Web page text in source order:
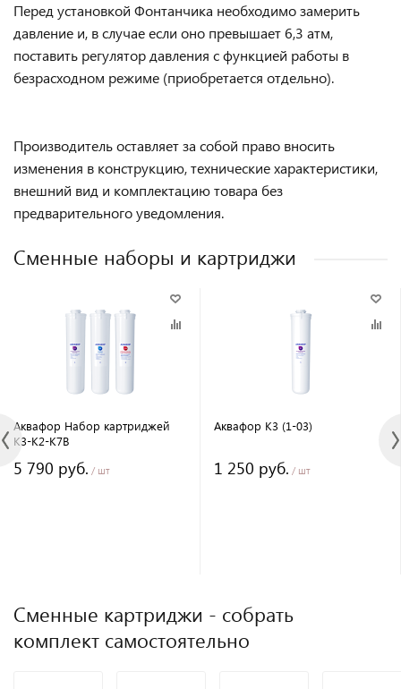
Перед установкой Фонтанчика необходимо замерить
давление и, в случае если оно превышает 6,3 атм,
поставить регулятор давления с функцией работы в
безрасходном режиме (приобретается отдельно).
Производитель оставляет за собой право вносить
изменения в конструкцию, технические характеристики,
внешний вид и комплектацию товара без
предварительного уведомления.
Сменные наборы и картриджи
Аквафор Набор картриджей
K3-K2-K7B
5 790 руб. / шт
Аквафор K3 (1-03)
1 250 руб. / шт
Сменные картриджи - собрать
комплект самостоятельно